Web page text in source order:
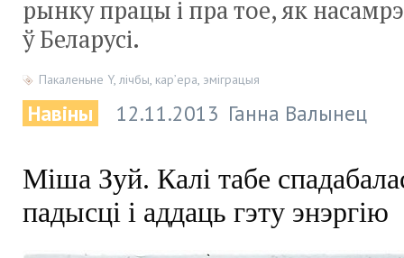
рынку працы і пра тое, як
ў Беларусі.
Пакаленьне Y, лічбы, кар’ера, эміграцыя
Навіны 12.11.2013 Ганна Валынец
Міша Зуй. Калі табе
падысці і аддаць гэту энэргію